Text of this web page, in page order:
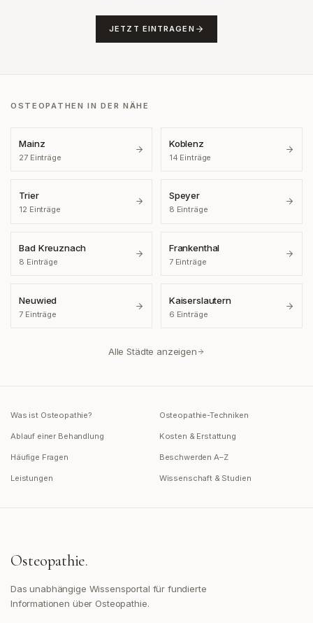
JETZT EINTRAGEN
OSTEOPATHEN IN DER NÄHE
Mainz
27Einträge
Koblenz
14 Einträge
Trier
12 Einträge
Speyer
8 Einträge
Bad Kreuznach
8 Einträge
Frankenthal
7Einträge
Neuwied
7 Einträge
Kaiserslautern
6 Einträge
Alle Städte anzeigen
Was ist Osteopathie? Osteopathie-Techniken
Ablauf einer Behandlung Kosten & Erstattung
Häufige Fragen Beschwerden A–Z
Leistungen Wissenschaft & Studien
Osteopathie.
Das unabhängige Wissensportal für fundierte
Informationen über Osteopathie.